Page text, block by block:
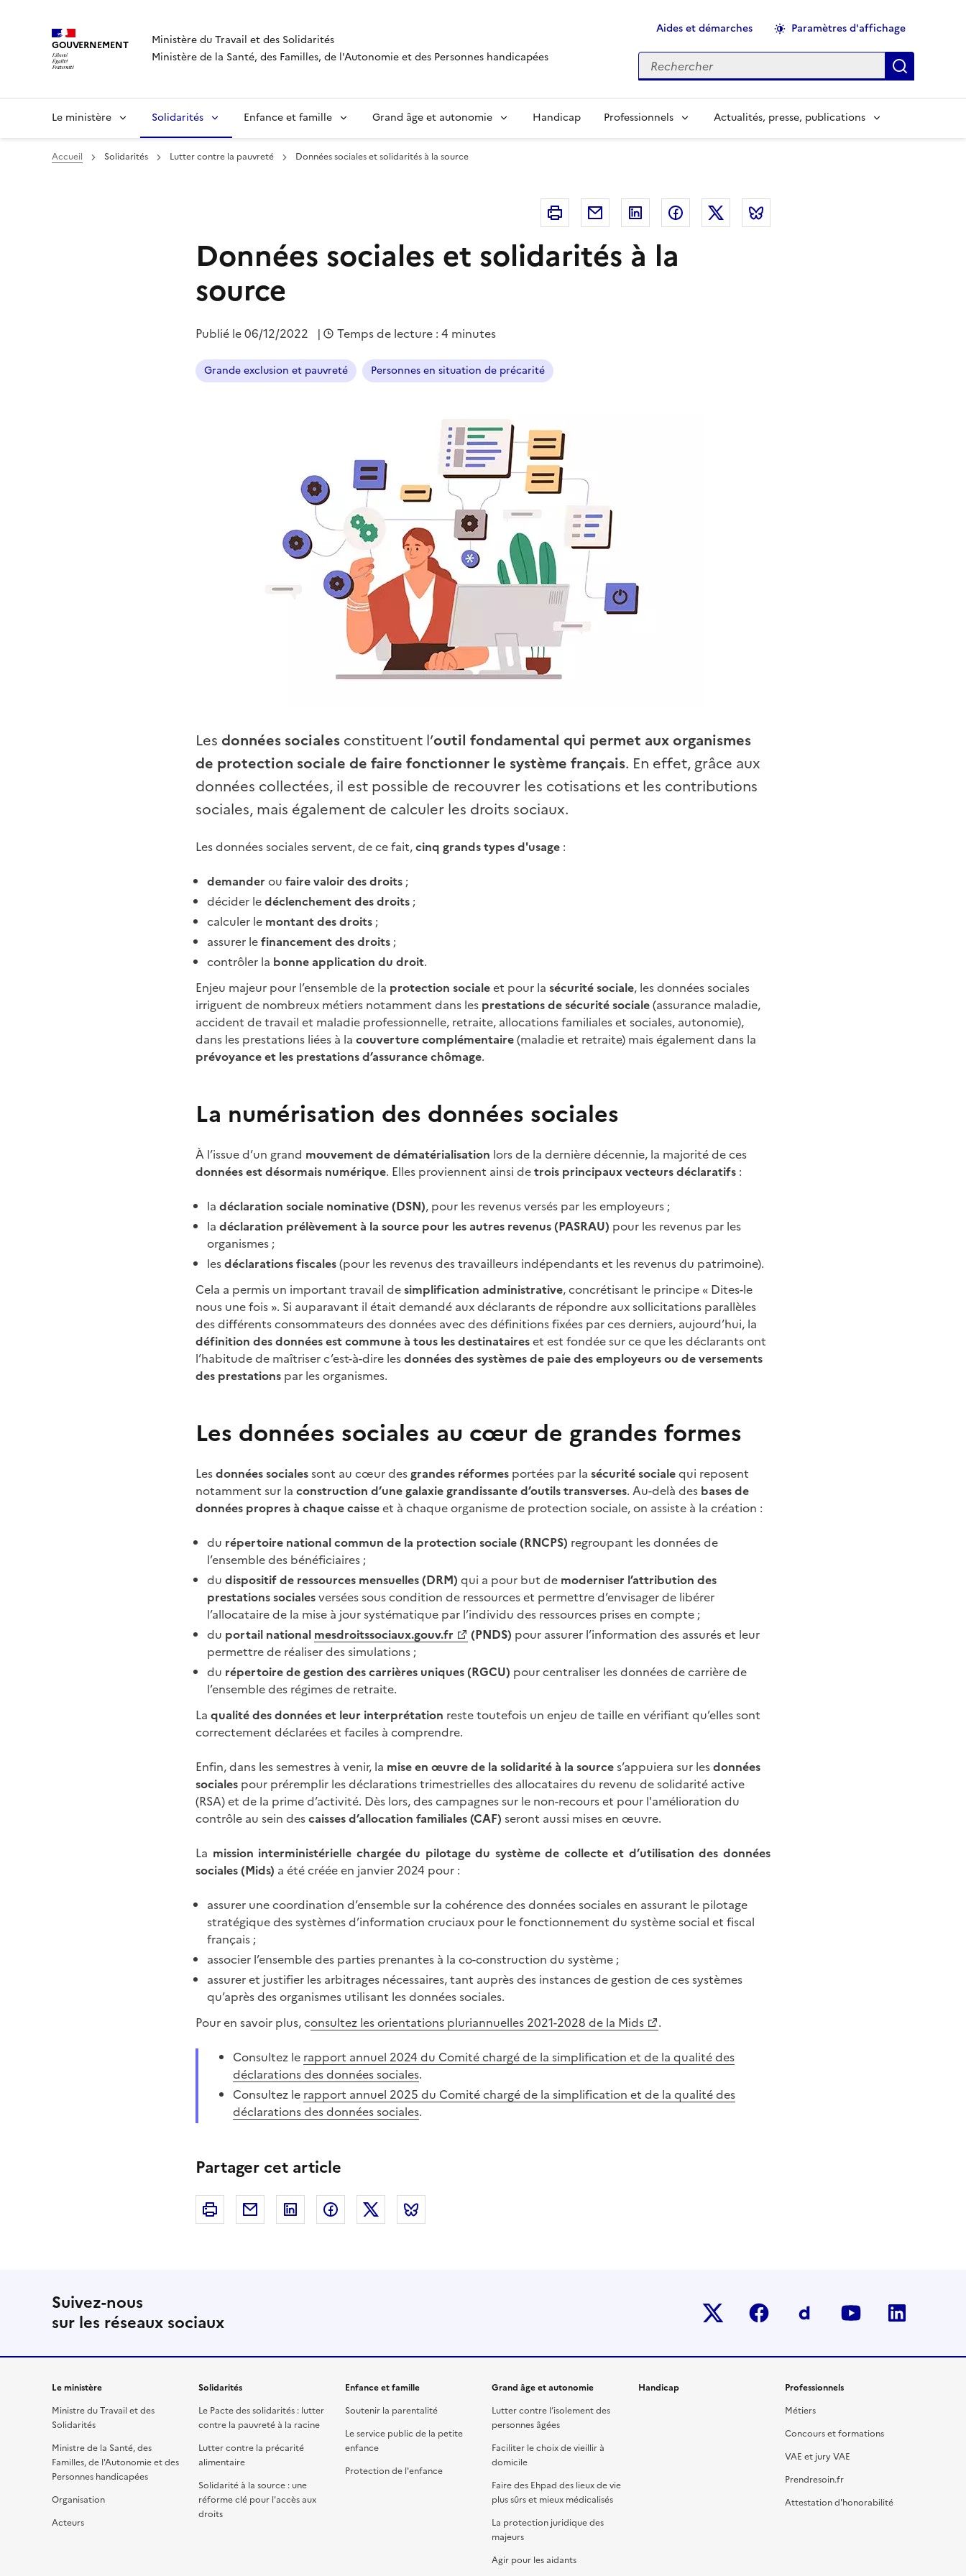
GOUVERNEMENT
Ministère du Travail et des Solidarités
Ministère de la Santé, des Familles, de l'Autonomie et des Personnes handicapées
Aides et démarches Paramètres d'affichage
Rechercher
Le ministère Solidarités Enfance et famille Grand âge et autonomie Handicap Professionnels Actualités, presse, publications
Accueil Solidarités Lutter contre la pauvreté Données sociales et solidarités à la source
Imprimer Courriel Linkedin FacebookTwitter
Données sociales et solidarités à la
source
Publié le06/12/2022 | Temps de lecture : 4 minutes
Grande exclusion et pauvreté Personnes en situation de précarité
Les données sociales constituent l’outil fondamental qui permet aux organismes
de protection sociale de faire fonctionner le système français. En effet, grâce aux
données collectées, il est possible de recouvrer les cotisations et les contributions
sociales, mais également de calculer les droits sociaux.
Les données sociales servent, de ce fait,cinq grands types d'usage :
demander ou faire valoir des droits ;
décider ledéclenchement des droits ;
calculer le montant des droits ;
assurer lefinancement des droits ;
contrôler la bonne application du droit.
Enjeu majeur pour l’ensemble de la protection socialeet pour la sécurité sociale, les données sociales
irriguent de nombreux métiers notamment dans les prestations de sécurité sociale(assurance maladie,
accident de travail et maladie professionnelle, retraite, allocations familiales et sociales, autonomie),
dans les prestations liées à la couverture complémentaire(maladie et retraite) mais également dans la
prévoyance et les prestations d’assurance chômage.
La numérisation des données sociales
À l’issue d’un grand mouvement de dématérialisation lors de la dernière décennie, la majorité de ces
données est désormais numérique. Elles proviennent ainsi detrois principaux vecteurs déclaratifs :
la déclaration sociale nominative (DSN), pour les revenus versés par les employeurs ;
la déclaration prélèvement à la source pour les autres revenus (PASRAU) pour les revenus par les
organismes ;
lesdéclarations fiscales(pour les revenus des travailleurs indépendants et les revenus du patrimoine).
Cela a permis un important travail desimplification administrative, concrétisant le principe « Dites-le
nous une fois ». Si auparavant il était demandé aux déclarants de répondre aux sollicitations parallèles
des différents consommateurs des données avec des définitions fixées par ces derniers, aujourd’hui, la
définition des données est commune à tous les destinataireset est fondée sur ce que les déclarants ont
l’habitude de maîtriser c’est-à-dire lesdonnées des systèmes de paie des employeurs ou de versements
des prestations par les organismes.
Les données sociales au cœur de grandes formes
Lesdonnées socialessont au cœur desgrandes réformes portées par la sécurité socialequi reposent
notamment sur la construction d’une galaxie grandissante d’outils transverses. Au-delà des bases de
données propres à chaque caisseet à chaque organisme de protection sociale, on assiste à la création :
du répertoire national commun de la protection sociale (RNCPS) regroupant les données de
l’ensemble des bénéficiaires ;
du dispositif de ressources mensuelles (DRM) qui a pour but de moderniser l’attribution des
prestations socialesversées sous condition de ressources et permettre d’envisager de libérer
l’allocataire de la mise à jour systématique par l’individu des ressources prises en compte ;
du portail national mesdroitssociaux.gouv.fr (PNDS) pour assurer l’information des assurés et leur
permettre de réaliser des simulations ;
du répertoire de gestion des carrières uniques (RGCU) pour centraliser les données de carrière de
l’ensemble des régimes de retraite.
La qualité des données et leur interprétation reste toutefois un enjeu de taille en vérifiant qu’elles sont
correctement déclarées et faciles à comprendre.
Enfin, dans les semestres à venir, la mise en œuvre de la solidarité à la sources’appuiera sur lesdonnées
sociales pour préremplir les déclarations trimestrielles des allocataires du revenu de solidarité active
(RSA) et de la prime d’activité. Dès lors, des campagnes sur le non-recours et pour l'amélioration du
contrôle au sein descaisses d’allocation familiales (CAF) seront aussi mises en œuvre.
La mission interministérielle chargée du pilotage du système de collecte et d’utilisation des données
sociales (Mids) a été créée en janvier 2024 pour :
assurer une coordination d’ensemble sur la cohérence des données sociales en assurant le pilotage
stratégique des systèmes d’information cruciaux pour le fonctionnement du système social et fiscal
français ;
associer l’ensemble des parties prenantes à la co-construction du système ;
assurer et justifier les arbitrages nécessaires, tant auprès des instances de gestion de ces systèmes
qu’après des organismes utilisant les données sociales.
Pour en savoir plus, consultez les orientations pluriannuelles 2021-2028 de la Mids
.
Consultez le rapport annuel 2024 du Comité chargé de la simplification et de la qualité des
déclarations des données sociales.
Consultez le rapport annuel 2025 du Comité chargé de la simplification et de la qualité des
déclarations des données sociales.
Partager cet article
Imprimer Courriel Linkedin FacebookTwitter
Suivez-nous
sur les réseaux sociaux
Twitter-x facebook Dailymotion
youtube
Le ministère
Ministre du Travail et des
Solidarités
Ministre de la Santé, des
Familles, de l'Autonomie et des
Personnes handicapées
Organisation
Acteurs
Solidarités
Le Pacte des solidarités : lutter
contre la pauvreté à la racine
Lutter contre la précarité
alimentaire
Solidarité à la source : une
réforme clé pour l'accès aux
droits
Enfance et famille
Soutenir la parentalité
Le service public de la petite
enfance
Protection de l'enfance
Grand âge et autonomie
Lutter contre l’isolement des
personnes âgées
Faciliter le choix de vieillir à
domicile
Faire des Ehpad des lieux de vie
plus sûrs et mieux médicalisés
La protection juridique des
majeurs
Agir pour les aidants
Handicap
Professionnels
Métiers
Concours et formations
VAE et jury VAE
Prendresoin.fr
Attestation d'honorabilité